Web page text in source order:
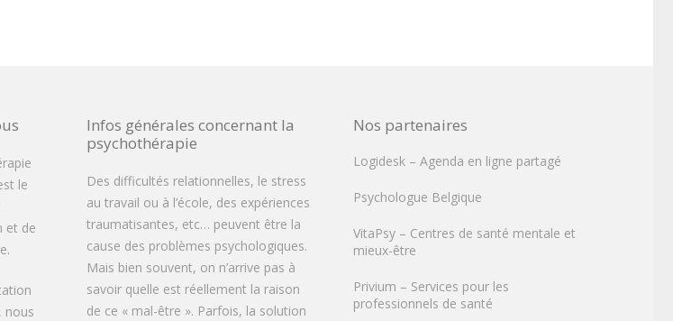
le
et de
nous
Infos générales concernant la
psychothérapie
Des difficultés relationnelles, le stress
au travail ou à l’école, des expériences
traumatisantes, etc… peuvent être la
cause des problèmes psychologiques.
Mais bien souvent, on n’arrive pas à
savoir quelle est réellement la raison
de ce « mal-être ». Parfois, la solution
Nos partenaires
Logidesk – Agenda en ligne partagé
Psychologue Belgique
VitaPsy – Centres de santé mentale et
mieux-être
Privium – Services pour les
professionnels de santé